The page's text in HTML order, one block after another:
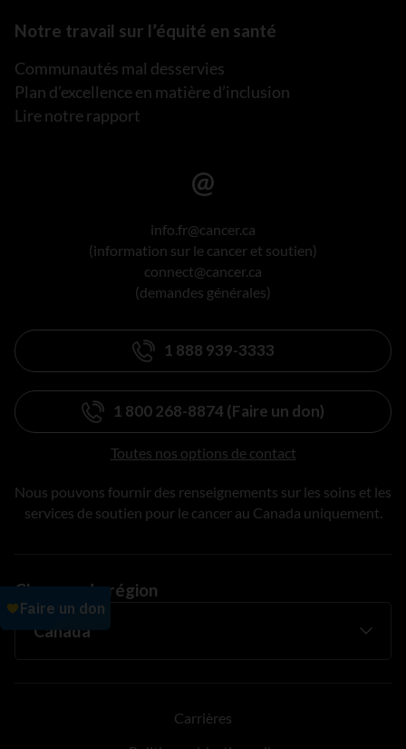
Notre travail sur l’équité en santé
Communautés mal desservies
Plan d’excellence en matière d’inclusion
Lire notre rapport
info.fr@cancer.ca
(information sur le cancer et soutien)
connect@cancer.ca
(demandes générales)
1 888 939-3333
1 800 268-8874 (Faire un don)
Toutes nos options de contact
Nous pouvons fournir des renseignements sur les soins et les
services de soutien pour le cancer au Canada uniquement.
Changer de région
Carrières